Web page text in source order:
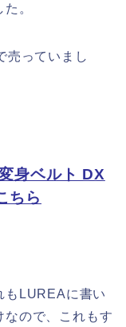
。
売っていまし
身ベルト DX
ちら
もLUREAに書い
なので、これもす